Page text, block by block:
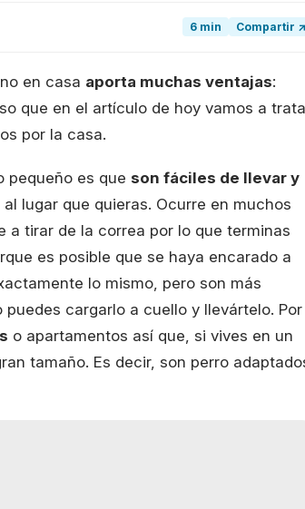
6 min Compartir ↗
en casa aporta muchas ventajas:
que en el artículo de hoy vamos a
por la casa.
pequeño es que son fáciles de llevar y
lugar que quieras. Ocurre en muchos
a tirar de la correa por lo que terminas
es posible que se haya encarado a
lo mismo, pero son más
cargarlo a cuello y llevártelo. Por
o apartamentos así que, si vives en un
tamaño. Es decir, son perro